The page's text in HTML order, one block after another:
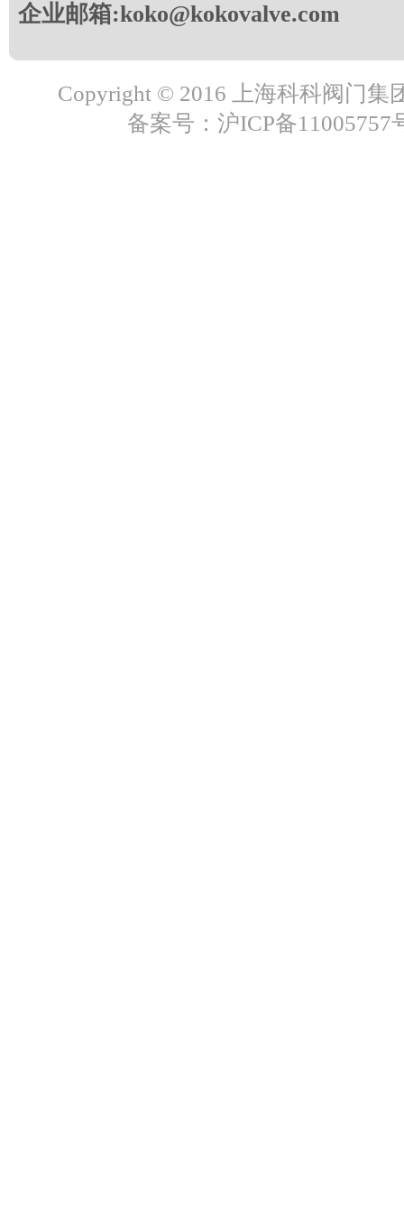
企业邮箱:koko@kokovalve.com
Copyright © 2016 上海科科阀门集
备案号：沪ICP备11005757